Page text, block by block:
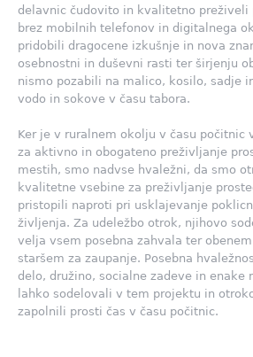
delavnic čudovito in kvalitetno preživeli
brez mobilnih telefonov in digitalnega
pridobili dragocene izkušnje in nova
osebnostni in duševni rasti ter širjenju
nismo pozabili na malico, kosilo, sadje
vodo in sokove v času tabora.
Ker je v ruralnem okolju v času počitnic
za aktivno in obogateno preživljanje
mestih, smo nadvse hvaležni, da smo
kvalitetne vsebine za preživljanje
pristopili naproti pri usklajevanje
življenja. Za udeležbo otrok, njihovo
velja vsem posebna zahvala ter
staršem za zaupanje. Posebna
delo, družino, socialne zadeve in enake
lahko sodelovali v tem projektu in
zapolnili prosti čas v času počitnic.